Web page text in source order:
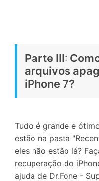
Parte III:
arquivos
iPhone 7?
Tudo é grande e
estão na pasta
eles não estão lá?
recuperação do
ajuda de Dr.Fone -